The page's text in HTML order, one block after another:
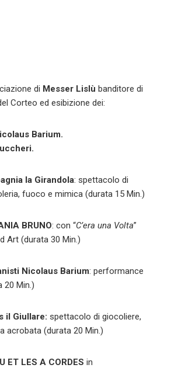
di Messer Lislù banditore di
Corteo ed esibizione dei:
Barium.
la Girandola: spettacolo di
fuoco e mimica (durata 15 Min.)
BRUNO: con “C’era una Volta”
Art (durata 30 Min.)
Nicolaus Barium: performance
20 Min.)
il Giullare: spettacolo di giocoliere,
acrobata (durata 20 Min.)
ET LES A CORDES in